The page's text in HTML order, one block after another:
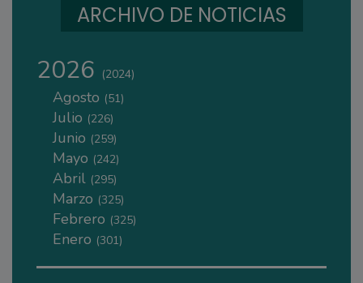
ARCHIVO DE NOTICIAS
2026 (2024)
Agosto (51)
Julio (226)
Junio (259)
Mayo (242)
Abril (295)
Marzo (325)
Febrero (325)
Enero (301)